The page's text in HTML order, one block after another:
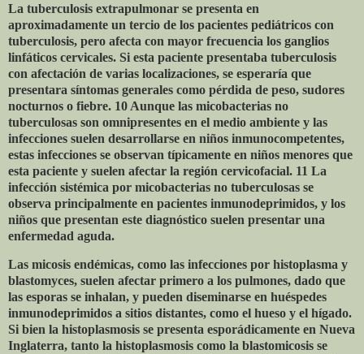
La tuberculosis extrapulmonar se presenta en
aproximadamente un tercio de los pacientes pediátricos con
tuberculosis, pero afecta con mayor frecuencia los ganglios
linfáticos cervicales. Si esta paciente presentaba tuberculosis
con afectación de varias localizaciones, se esperaría que
presentara síntomas generales como pérdida de peso, sudores
nocturnos o fiebre. 10 Aunque las micobacterias no
tuberculosas son omnipresentes en el medio ambiente y las
infecciones suelen desarrollarse en niños inmunocompetentes,
estas infecciones se observan típicamente en niños menores que
esta paciente y suelen afectar la región cervicofacial. 11 La
infección sistémica por micobacterias no tuberculosas se
observa principalmente en pacientes inmunodeprimidos, y los
niños que presentan este diagnóstico suelen presentar una
enfermedad aguda.
Las micosis endémicas, como las infecciones por histoplasma y
blastomyces, suelen afectar primero a los pulmones, dado que
las esporas se inhalan, y pueden diseminarse en huéspedes
inmunodeprimidos a sitios distantes, como el hueso y el hígado.
Si bien la histoplasmosis se presenta esporádicamente en Nueva
Inglaterra, tanto la histoplasmosis como la blastomicosis se